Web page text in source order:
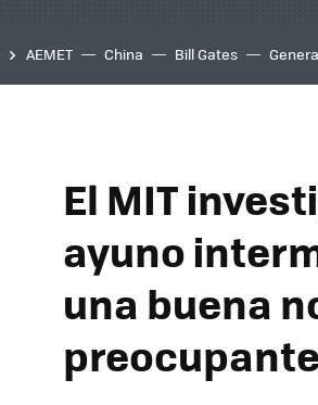
AEMET China Bill Gates
El MIT
ayuno
una buena
preocupante